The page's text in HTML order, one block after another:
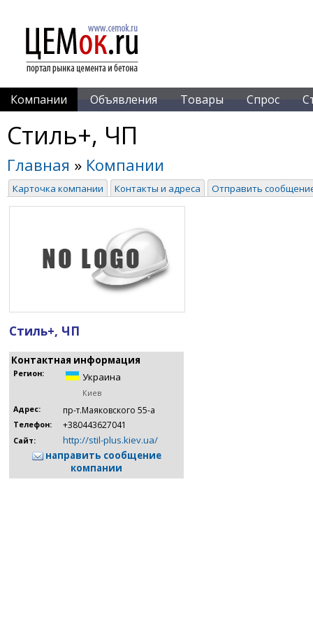
Компании Объявления Товары Спрос
Стиль+, ЧП
Главная » Компании
Карточка компании Контакты и адреса Отправить
Стиль+, ЧП
Контактная информация
Регион: Украина
Киев
Адрес:
пр-т.Маяковского 55-а
Телефон: +380443627041
Сайт:
http://stil-plus.kiev.ua/
направить сообщение
компании